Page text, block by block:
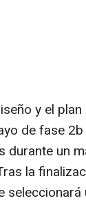
y el
de fase 2b
un
la